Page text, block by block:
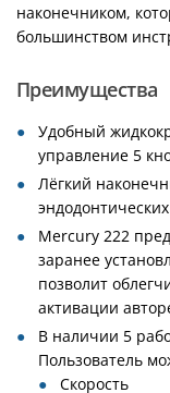
наконечником,
большинством
Преимущества
Удобный
управление 5
Лёгкий
Mercury 222
заранее
позволит
активации
В наличии 5
Пользователь
Скорость